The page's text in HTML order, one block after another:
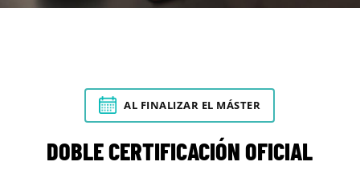
AL FINALIZAR EL MÁSTER
DOBLE CERTIFICACIÓN OFICIAL